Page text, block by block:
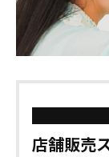
店舗販売